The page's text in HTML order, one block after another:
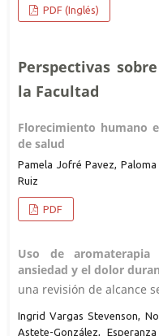
PDF (Inglés)
Perspectivas
la Facultad
Florecimiento humano
de salud
Pamela Jofré Pavez,
Ruiz
PDF
Uso de
ansiedad y el dolor
una revisión de alcance
Ingrid Vargas Stevenson,
Astete-González,